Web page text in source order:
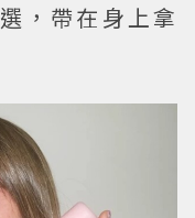
，帶在身上拿